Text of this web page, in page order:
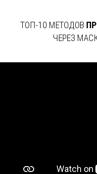
ТОП-10 МЕТОДОВ
ЧЕРЕЗ